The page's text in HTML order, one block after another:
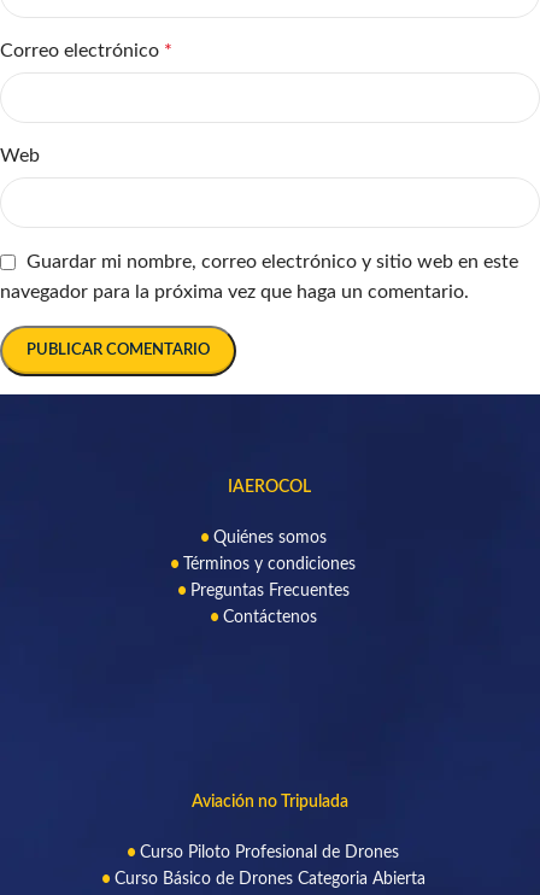
Correo electrónico *
Web
Guardar mi nombre, correo electrónico y sitio web en este
navegador para la próxima vez que haga un comentario.
IAEROCOL
Quiénes somos
Términos y condiciones
Preguntas Frecuentes
Contáctenos
Aviación no Tripulada
Curso Piloto Profesional de Drones
Curso Básico de Drones Categoria Abierta